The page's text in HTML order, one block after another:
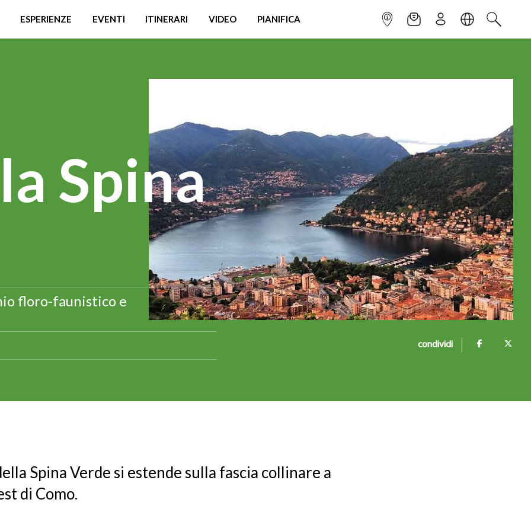
ESPERIENZE EVENTI ITINERARI VIDEO PIANIFICA INFOPOINTNEWSLETTER
ISCRIVITILINGUACERCA
Spina
floro-faunistico e
condividi
Spina Verde si estende sulla fascia collinare a
di Como.